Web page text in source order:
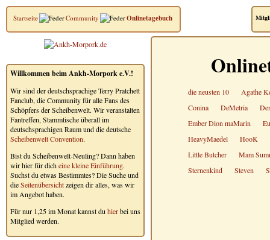
Startseite Community Onlinetagebuch
Willkommen beim Ankh-Morpork e.V.!
Wir sind der deutschsprachige Terry Pratchett
Fanclub, die Community für alle Fans des
Schöpfers der Scheibenwelt. Wir veranstalten
Fantreffen, Stammtische überall im
deutschsprachigen Raum und die deutsche
Scheibenwelt Convention.
Bist du Scheibenwelt-Neuling? Dann haben
wir hier für dicheine kleine Einführung.
Suchst du etwas Bestimmtes? Die Suche und
dieSeitenübersichtzeigen dir alles, was wir
im Angebot haben.
Für nur 1,25 im Monat kannst du hierbei uns
Mitglied werden.
die neusten 10
Agathe
Conina
DeMetria
Ember Dion maMarin
HeavyMaedel
HooK
Little Butcher
Mam
Sternenkind
Steven